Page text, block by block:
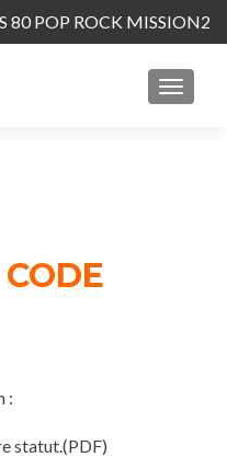
80 POP ROCK MISSION2
:
statut.(PDF)